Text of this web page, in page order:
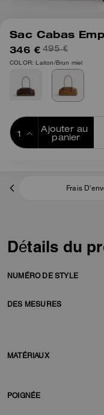
Sac Cabas
346 € 495 €
COLOR: Laiton/Brun miel
Ajouter au
panier
Frais
Détails du
NUMÉRO DE STYLE
DES MESURES
MATÉRIAUX
POIGNÉE